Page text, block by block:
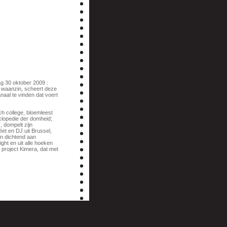
30 oktober 2009 :
scheert deze
te vinden dat voert
college, bloemleest
der domheid;
dompelt zijn
en DJ uit Brussel,
dichtend aan
en uit alle hoeken
Kimera, dat met